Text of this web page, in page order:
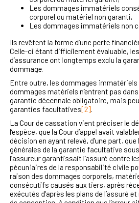
Les dommages immatériels
corporel ou matériel non garanti,
Les dommages immatériels non
Ils revêtent la forme d’une perte
Celle-ci étant difficilement évaluable,
d’assurance ont longtemps exclu la
dommage.
Entre outre, les dommages
dommages matériels n’entrent pas
garantie décennale obligatoire, mais
garanties facultatives[2].
La Cour de cassation vient préciser le
l’espèce, que la Cour d’appel avait
décision en ayant relevé, d’une part,
générales de la garantie facultative
l’assureur garantissait l’assuré contre
pécuniaires de la responsabilité civile
raison des dommages corporels,
consécutifs causés aux tiers, après
exécutés d’après les plans de l’assuré